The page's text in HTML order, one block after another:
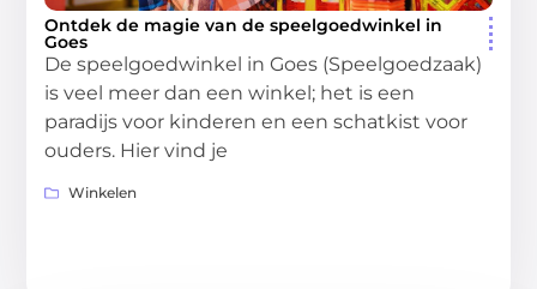
Ontdek de magie van de speelgoedwinkel in
Goes
De speelgoedwinkel in Goes (Speelgoedzaak)
is veel meer dan een winkel; het is een
paradijs voor kinderen en een schatkist voor
ouders. Hier vind je
Winkelen